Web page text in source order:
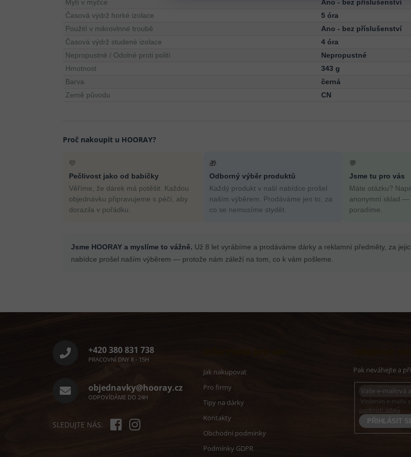
Mytí v myčce
Ano - bez příslušenství
Časová výdrž horké izolace
5 óra
Použití v mikrovlnné troubě
Ano - bez příslušenství
Časová výdrž studené izolace
4 óra
Nepropustné / Odolné proti polití
Nepropustné
Hmotnost
343 g
Barva
černá
Země původu
CN
Proč nakoupit u HOORAY?
💛
Pečlivost jako od babičky
Věříme, že dárek má potěšit. Každou
objednávku připravujeme s péčí, aby
dorazila v pořádku.
🎁
Odborný výběr produktů
Každý produkt v naší nabídce prošel
naším výběrem. Prodáváme jen to, za
co se nemusíme stydět.
💬
Jsme tu pro vás
Máte otázku?
anonymní sklad —
poradíme.
Jsme HOORAY a myslíme to vážně. Už 8 let vyrábíme a prodáváme dárky a reklamní předměty, za
nabídce prošel naším výběrem — protože nám záleží na tom, co k vám pošleme.
+420 380 831 738
PRACOVNÍ DNY 8 - 15H
objednavky@hooray.cz
ODPOVÍDÁME DO 24H
SLEDUJTE NÁS:
Jak nakupovat
Pro firmy
Tipy na dárky
Kontakty
Obchodní podmínky
Podmínky GDPR
Vložením e-mailu
osobních údajů